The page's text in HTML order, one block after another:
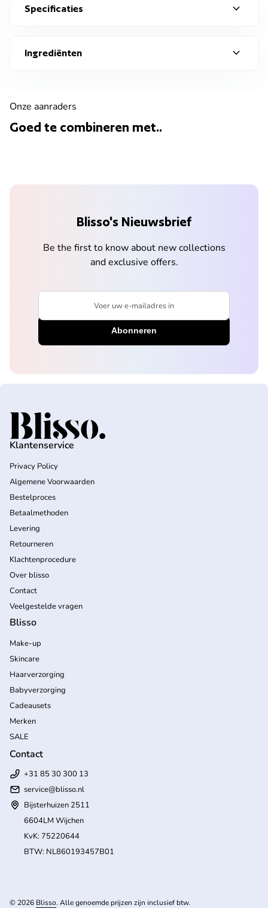
Specificaties expand_more
Ingrediënten expand_more
Onze aanraders
Goed te combineren met..
Blisso's Nieuwsbrief
Be the first to know about new collections
and exclusive offers.
Voer uw e-mailadres in
Home
Klantenservice
Privacy Policy
Algemene Voorwaarden
Bestelproces
Betaalmethoden
Levering
Retourneren
Klachtenprocedure
Over blisso
Contact
Veelgestelde vragen
Blisso
Make-up
Skincare
Haarverzorging
Babyverzorging
Cadeausets
Merken
SALE
Contact
+31 85 30 300 13
service@blisso.nl
Bijsterhuizen 2511
6604LM Wijchen
KvK: 75220644
BTW: NL860193457B01
© 2026 Blisso. Alle genoemde prijzen zijn inclusief btw.